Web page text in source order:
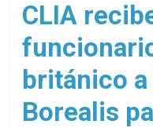
de
cruceros
en
un
solo
sitio
CLIA
británico
Borealis